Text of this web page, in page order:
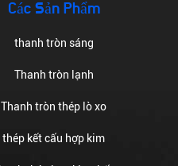
Các Sản Phẩm
thanh tròn sáng
Thanh tròn lạnh
Thanh tròn thép lò xo
thép kết cấu hợp kim